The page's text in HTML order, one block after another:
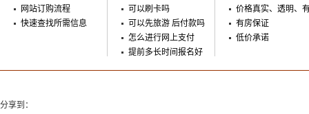
网站订购流程
快速查找所需信息
可以刷卡吗
可以先旅游 后付款吗
怎么进行网上支付
提前多长时间报名好
价格真实、透明、
有房保证
低价承诺
分享到：